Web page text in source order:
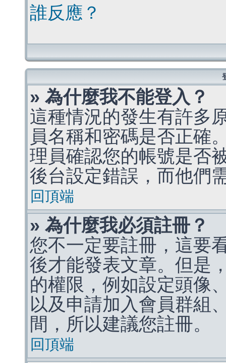
誰反應？
» 為什麼我不能登入？
這種情況的發生有許多
員名稱和密碼是否正確
理員確認您的帳號是否
後台設定錯誤，而他們
回頂端
» 為什麼我必須註冊？
您不一定要註冊，這要
後才能發表文章。但是
的權限，例如設定頭像
以及申請加入會員群組
間，所以建議您註冊。
回頂端